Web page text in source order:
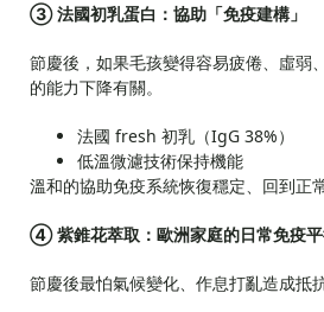
③ 法國初乳蛋白：協助「免疫建構」
節慶後，如果毛孩變得容易疲倦、虛弱
的能力下降有關。
法國 fresh 初乳（IgG 38%）
低溫微濾技術保持機能
溫和的協助免疫系統恢復穩定、回到正
④ 紫錐花萃取：歐洲家庭的日常免疫
節慶後最怕氣候變化、作息打亂造成抵